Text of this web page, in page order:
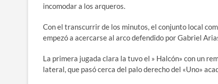
incomodar a los arqueros.
Con el transcurrir de los minutos, el conjunto local
empezó a acercarse al arco defendido por Gabriel
La primera jugada clara la tuvo el » Halcón» con un
lateral, que pasó cerca del palo derecho del «Uno»